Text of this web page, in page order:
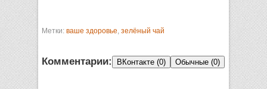
Метки:ваше здоровье,зелёный чай
Комментарии: ВКонтакте (0) Обычные (0)